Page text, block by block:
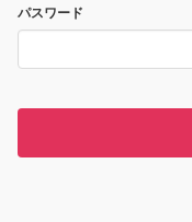
パスワード